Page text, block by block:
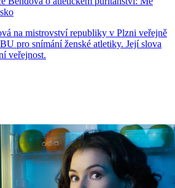
na mistrovství republiky v Plzni veřejně
pro snímání ženské atletiky. Její slova
veřejnost.